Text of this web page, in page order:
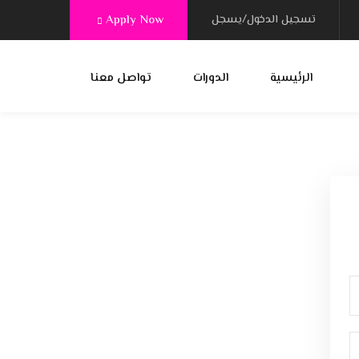
تسجيل الدخول/يسجل Apply Now
الرئيسية الدورات تواصل معنا